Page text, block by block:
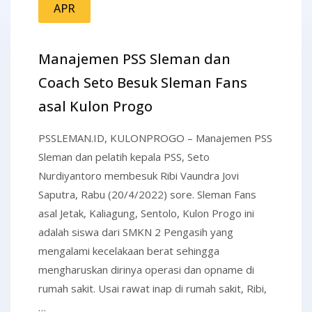
APR
Manajemen PSS Sleman dan
Coach Seto Besuk Sleman Fans
asal Kulon Progo
PSSLEMAN.ID, KULONPROGO – Manajemen PSS
Sleman dan pelatih kepala PSS, Seto
Nurdiyantoro membesuk Ribi Vaundra Jovi
Saputra, Rabu (20/4/2022) sore. Sleman Fans
asal Jetak, Kaliagung, Sentolo, Kulon Progo ini
adalah siswa dari SMKN 2 Pengasih yang
mengalami kecelakaan berat sehingga
mengharuskan dirinya operasi dan opname di
rumah sakit. Usai rawat inap di rumah sakit, Ribi,
…